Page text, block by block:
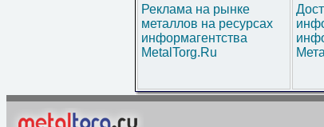
Реклама на рынке
металлов на ресурсах
информагентства
MetalTorg.Ru